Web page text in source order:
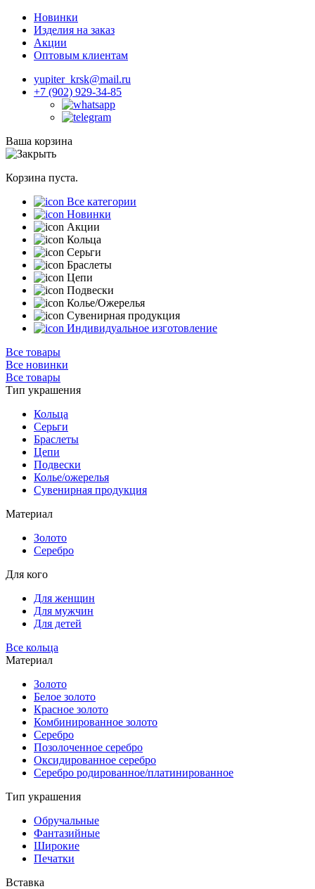
Новинки
Изделия на заказ
Акции
Оптовым клиентам
yupiter_krsk@mail.ru
+7 (902) 929-34-85
Ваша корзина
Корзина пуста.
Все категории
Новинки
Акции
Кольца
Серьги
Браслеты
Цепи
Подвески
Колье/Ожерелья
Сувенирная продукция
Индивидуальное изготовление
Все товары
Все новинки
Все товары
Тип украшения
Кольца
Серьги
Браслеты
Цепи
Подвески
Колье/ожерелья
Сувенирная продукция
Материал
Золото
Серебро
Для кого
Для женщин
Для мужчин
Для детей
Все кольца
Материал
Золото
Белое золото
Красное золото
Комбинированное золото
Серебро
Позолоченное серебро
Оксидированное серебро
Серебро родированное/платинированное
Тип украшения
Обручальные
Фантазийные
Широкие
Печатки
Вставка